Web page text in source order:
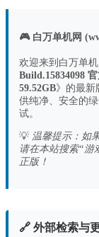
🎮 白万单机网
欢迎来到白万单
Build.15834098
59.52GB》的最新
供纯净、安全的
试。
💡 温馨提示：如
请在本站搜索“游
正版！
🔗 外部检索与